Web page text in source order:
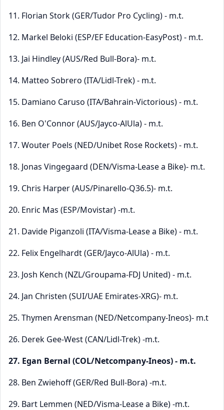
11. Florian Stork (GER/Tudor Pro Cycling) - m.t.
12. Markel Beloki (ESP/EF Education-EasyPost) - m.t.
13. Jai Hindley (AUS/Red Bull-Bora)- m.t.
14. Matteo Sobrero (ITA/Lidl-Trek) - m.t.
15. Damiano Caruso (ITA/Bahrain-Victorious) - m.t.
16. Ben O'Connor (AUS/Jayco-AlUla) - m.t.
17. Wouter Poels (NED/Unibet Rose Rockets) - m.t.
18. Jonas Vingegaard (DEN/Visma-Lease a Bike)- m.t.
19. Chris Harper (AUS/Pinarello-Q36.5)- m.t.
20. Enric Mas (ESP/Movistar) -m.t.
21. Davide Piganzoli (ITA/Visma-Lease a Bike) - m.t.
22. Felix Engelhardt (GER/Jayco-AlUla) - m.t.
23. Josh Kench (NZL/Groupama-FDJ United) - m.t.
24. Jan Christen (SUI/UAE Emirates-XRG)- m.t.
25. Thymen Arensman (NED/Netcompany-Ineos)- m.t
26. Derek Gee-West (CAN/Lidl-Trek) -m.t.
27. Egan Bernal (COL/Netcompany-Ineos) - m.t.
28. Ben Zwiehoff (GER/Red Bull-Bora) -m.t.
29. Bart Lemmen (NED/Visma-Lease a Bike) -m.t.